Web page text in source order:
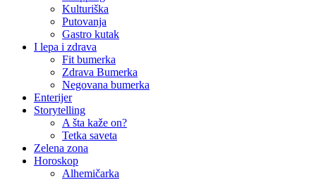
Kulturiška
Putovanja
Gastro kutak
I lepa i zdrava
Fit bumerka
Zdrava Bumerka
Negovana bumerka
Enterijer
Storytelling
A šta kaže on?
Tetka saveta
Zelena zona
Horoskop
Alhemičarka